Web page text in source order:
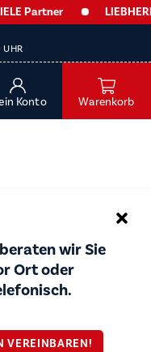
Partner LIEBHERR
Konto Warenkorb
wir Sie
Ort oder
VEREINBAREN!